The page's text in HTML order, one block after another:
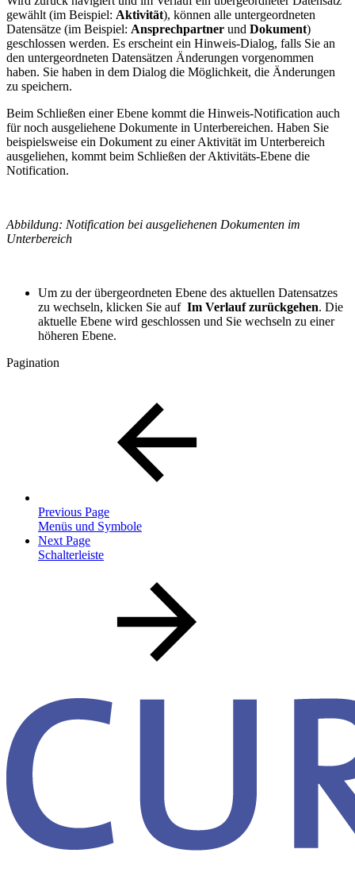
gewählt (im Beispiel: Aktivität), können alle untergeordneten
Datensätze (im Beispiel: Ansprechpartner und Dokument)
geschlossen werden. Es erscheint ein Hinweis-Dialog, falls Sie an
den untergeordneten Datensätzen Änderungen vorgenommen
haben. Sie haben in dem Dialog die Möglichkeit, die Änderungen
zu speichern.
Beim Schließen einer Ebene kommt die Hinweis-Notification auch
für noch ausgeliehene Dokumente in Unterbereichen. Haben Sie
beispielsweise ein Dokument zu einer Aktivität im Unterbereich
ausgeliehen, kommt beim Schließen der Aktivitäts-Ebene die
Notification.
Abbildung: Notification bei ausgeliehenen Dokumenten im
Unterbereich
Um zu der übergeordneten Ebene des aktuellen Datensatzes
zu wechseln, klicken Sie auf Im Verlauf zurückgehen. Die
aktuelle Ebene wird geschlossen und Sie wechseln zu einer
höheren Ebene.
Pagination
Previous Page
Menüs und Symbole
Next Page
Schalterleiste